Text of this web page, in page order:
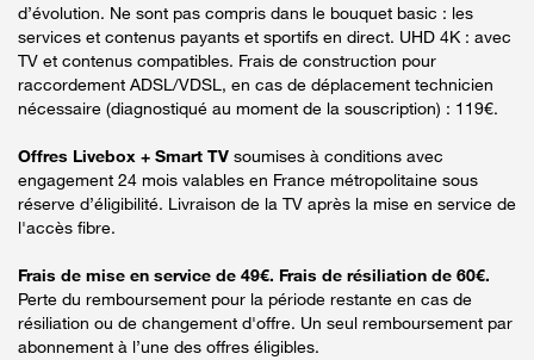
d’évolution. Ne sont pas compris dans le bouquet basic : les
services et contenus payants et sportifs en direct. UHD 4K : avec
TV et contenus compatibles. Frais de construction pour
raccordement ADSL/VDSL, en cas de déplacement technicien
nécessaire (diagnostiqué au moment de la souscription) : 119€.
Offres Livebox + Smart TV soumises à conditions avec
engagement 24 mois valables en France métropolitaine sous
réserve d’éligibilité. Livraison de la TV après la mise en service de
l'accès fibre.
Frais de mise en service de 49€. Frais de résiliation de 60€.
Perte du remboursement pour la période restante en cas de
résiliation ou de changement d'offre. Un seul remboursement par
abonnement à l’une des offres éligibles.